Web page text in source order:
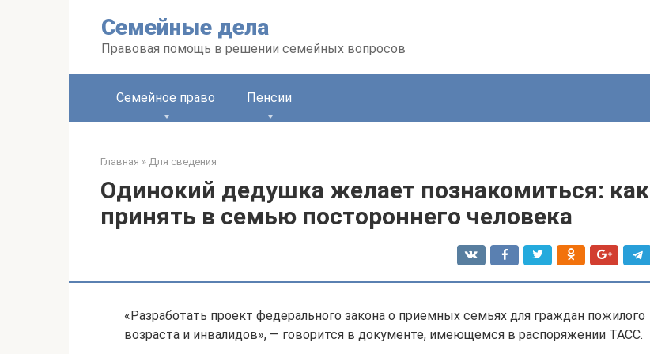
Семейные дела
Правовая помощь в решении семейных вопросов
Семейное право Пенсии
Главная » Для сведения
Одинокий дедушка желает познакомиться: как
принять в семью постороннего человека
«Разработать проект федерального закона о приемных семьях для граждан пожилого
возраста и инвалидов», — говорится в документе, имеющемся в распоряжении ТАСС.